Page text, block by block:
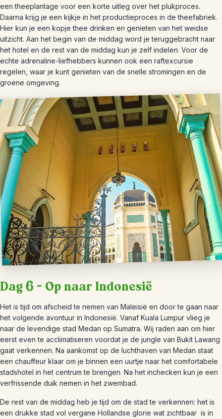
een theeplantage voor een korte uitleg over het plukproces.
Daarna krijg je een kijkje in het productieproces in de theefabriek.
Hier kun je een kopje thee drinken en genieten van het weidse
uitzicht. Aan het begin van de middag word je teruggebracht naar
het hotel en de rest van de middag kun je zelf indelen. Voor de
echte adrenaline-liefhebbers kunnen ook een raftexcursie
regelen, waar je kunt genieten van de snelle stromingen en de
groene omgeving.
Dag 6 – Op naar Indonesië
Het is tijd om afscheid te nemen van Maleisië en door te gaan naar
het volgende avontuur in Indonesië. Vanaf Kuala Lumpur vlieg je
naar de levendige stad Medan op Sumatra. Wij raden aan om hier
eerst even te acclimatiseren voordat je de jungle van Bukit Lawang
gaat verkennen. Na aankomst op de luchthaven van Medan staat
een chauffeur klaar om je binnen een uurtje naar het comfortabele
stadshotel in het centrum te brengen. Na het inchecken kun je een
verfrissende duik nemen in het zwembad.
De rest van de middag heb je tijd om de stad te verkennen: het is
een drukke stad vol vergane Hollandse glorie wat zichtbaar is in